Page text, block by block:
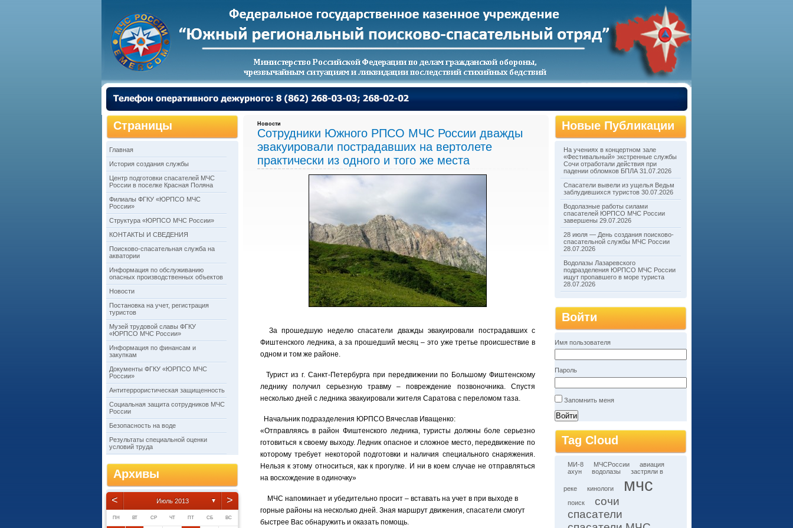
Страницы
Главная
История создания службы
Центр подготовки спасателей МЧС
России в поселке Красная Поляна
Филиалы ФГКУ «ЮРПСО МЧС
России»
Структура «ЮРПСО МЧС России»
КОНТАКТЫ И СВЕДЕНИЯ
Поисково-спасательная служба на
акватории
Информация по обслуживанию
опасных производственных объектов
Новости
Постановка на учет, регистрация
туристов
Музей трудовой славы ФГКУ
«ЮРПСО МЧС России»
Информация по финансам и
закупкам
Документы ФГКУ «ЮРПСО МЧС
России»
Антитеррористическая защищенность
Социальная защита сотрудников МЧС
России
Безопасность на воде
Результаты специальной оценки
условий труда
Архивы
< Июль 2013 ▼ >
ПН ВТ СР ЧТ ПТ СБ ВС
Новости
Сотрудники Южного РПСО МЧС России дважды
эвакуировали пострадавших на вертолете
практически из одного и того же места
За прошедшую неделю спасатели дважды эвакуировали пострадавших с
Фиштенского ледника, а за прошедший месяц – это уже третье происшествие в
одном и том же районе.
Турист из г. Санкт-Петербурга при передвижении по Большому Фиштенскому
леднику получил серьезную травму – повреждение позвоночника. Спустя
несколько дней с ледника эвакуировали жителя Саратова с переломом таза.
Начальник подразделения ЮРПСО Вячеслав Иващенко:
«Отправляясь в район Фиштенского ледника, туристы должны боле серьезно
готовиться к своему выходу. Ледник опасное и сложное место, передвижение по
которому требует некоторой подготовки и наличия специального снаряжения.
Нельзя к этому относиться, как к прогулке. И ни в коем случае не отправляться
на восхождение в одиночку»
МЧС напоминает и убедительно просит – вставать на учет в при выходе в
горные районы на несколько дней. Зная маршрут движения, спасатели смогут
быстрее Вас обнаружить и оказать помощь.
Новые Публикации
На учениях в концертном зале
«Фестивальный» экстренные службы
Сочи отработали действия при
падении обломков БПЛА 31.07.2026
Спасатели вывели из ущелья Ведьм
заблудившихся туристов 30.07.2026
Водолазные работы силами
спасателей ЮРПСО МЧС России
завершены 29.07.2026
28 июля — День создания поисково-
спасательной службы МЧС России
28.07.2026
Водолазы Лазаревского
подразделения ЮРПСО МЧС России
ищут пропавшего в море туриста
28.07.2026
Войти
Имя пользователя
Пароль
Запомнить меня
Tag Cloud
МИ-8 МЧСРоссии
авиация
ахун
водолазы застряли в
реке кинологи мчс
поиск
сочи
спасатели